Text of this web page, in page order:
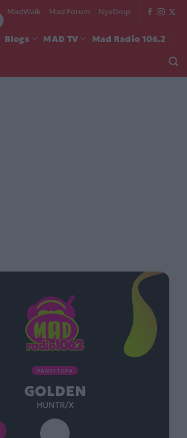
MadWalk Mad Forum NyxDrop
Blogs MAD TV Mad Radio 106.2
ΠΑΙΖΕΙ ΤΩΡΑ
GOLDEN
HUNTR/X